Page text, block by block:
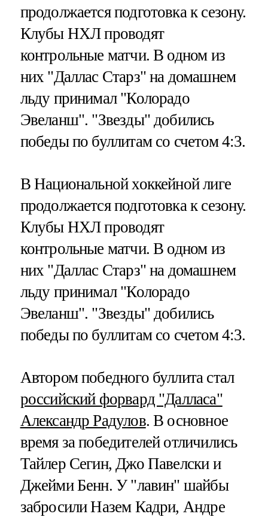
продолжается подготовка к сезону.
Клубы НХЛ проводят
контрольные матчи. В одном из
них "Даллас Старз" на домашнем
льду принимал "Колорадо
Эвеланш". "Звезды" добились
победы по буллитам со счетом 4:3.
В Национальной хоккейной лиге
продолжается подготовка к сезону.
Клубы НХЛ проводят
контрольные матчи. В одном из
них "Даллас Старз" на домашнем
льду принимал "Колорадо
Эвеланш". "Звезды" добились
победы по буллитам со счетом 4:3.
Автором победного буллита стал
российский форвард "Далласа"
Александр Радулов. В основное
время за победителей отличились
Тайлер Сегин, Джо Павелски и
Джейми Бенн. У "лавин" шайбы
забросили Назем Кадри, Андре